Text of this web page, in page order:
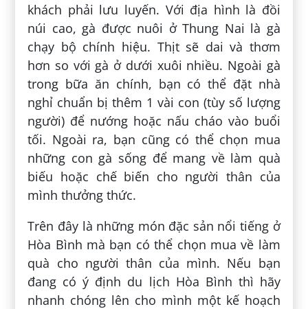
khách phải lưu luyến. Với địa hình là đồi
núi cao, gà được nuôi ở Thung Nai là gà
chạy bộ chính hiệu. Thịt sẽ dai và thơm
hơn so với gà ở dưới xuôi nhiều. Ngoài gà
trong bữa ăn chính, bạn có thể đặt nhà
nghỉ chuẩn bị thêm 1 vài con (tùy số lượng
người) để nướng hoặc nấu cháo vào buổi
tối. Ngoài ra, bạn cũng có thể chọn mua
những con gà sống để mang về làm quà
biếu hoặc chế biến cho người thân của
mình thưởng thức.
Trên đây là những món đặc sản nổi tiếng ở
Hòa Bình mà bạn có thể chọn mua về làm
quà cho người thân của mình. Nếu bạn
đang có ý định du lịch Hòa Bình thì hãy
nhanh chóng lên cho mình một kế hoạch